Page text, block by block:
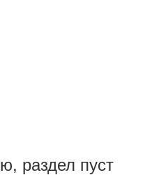
раздел пуст